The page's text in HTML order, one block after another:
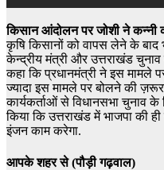
किसान आंदोलन पर जोशी ने कन्नी
कृषि किसानों को वापस लेने के
केन्द्रीय मंत्री और उत्तराखंड चुनाव
कहा कि प्रधानमंत्री ने इस मामले
ज्यादा इस मामले पर बोलने की
कार्यकर्ताओं से विधानसभा चुनाव
किया कि उत्तराखंड में भाजपा की
इंजन काम करेगा.
आपके शहर से(पौड़ी गढ़वाल)